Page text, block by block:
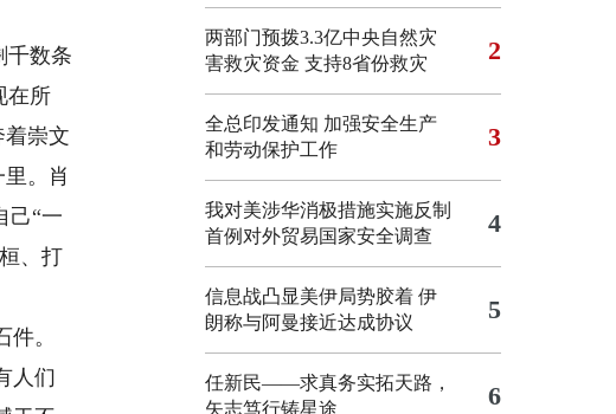
千数条
在所
着崇文
。肖
己“一
、打
。
人们
两部门预拨3.3亿中央自然灾
害救灾资金 支持8省份救灾
2
全总印发通知 加强安全生产
和劳动保护工作
3
我对美涉华消极措施实施反制
首例对外贸易国家安全调查
4
信息战凸显美伊局势胶着 伊
朗称与阿曼接近达成协议
5
任新民——求真务实拓天路，
矢志笃行铸星途
6